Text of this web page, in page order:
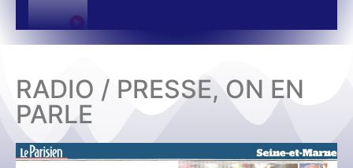
RADIO / PRESSE, ON EN
PARLE